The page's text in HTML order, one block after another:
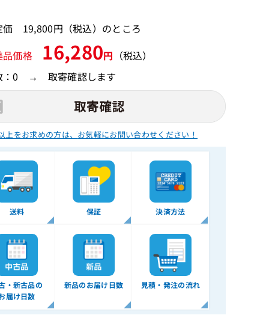
価 19,800円（税込）のところ
品価格 16,280円 （税込）
：0 → 取寄確認します
上をお求めの方は、 お気軽にお問い合わせください！
送料 保証 決済方法
・新古品の
届け日数
新品のお届け日数 見積・発注の流れ